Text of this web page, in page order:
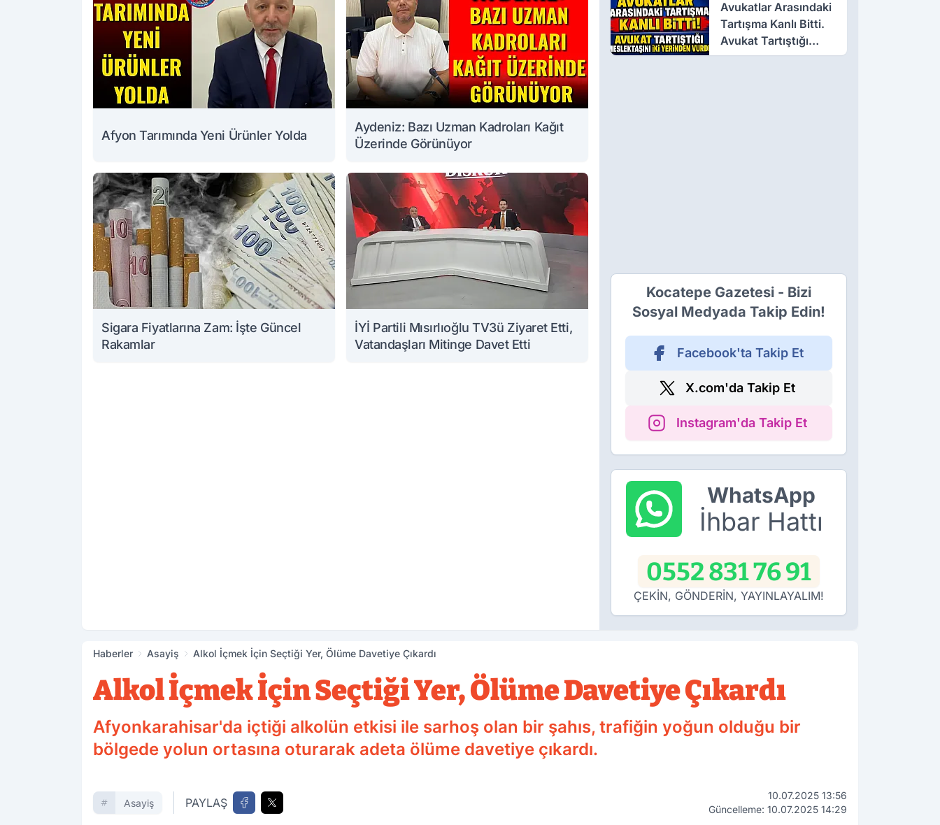
Afyon Tarımında Yeni Ürünler Yolda
Aydeniz: Bazı Uzman Kadroları Kağıt
Üzerinde Görünüyor
Sigara Fiyatlarına Zam: İşte Güncel
Rakamlar
İYİ Partili Mısırlıoğlu TV3ü Ziyaret Etti,
Vatandaşları Mitinge Davet Etti
Avukatlar Arasındaki
Tartışma Kanlı Bitti.
Avukat Tartıştığı
Meslektaşını İki
Kocatepe Gazetesi - Bizi
Sosyal Medyada Takip Edin!
Facebook'ta Takip Et
X.com'da Takip Et
Instagram'da Takip Et
WhatsApp
İhbar Hattı
0552 831 76 91
ÇEKİN, GÖNDERİN, YAYINLAYALIM!
Haberler Asayiş Alkol İçmek İçin Seçtiği Yer, Ölüme Davetiye Çıkardı
Alkol İçmek İçin Seçtiği Yer, Ölüme Davetiye Çıkardı
Afyonkarahisar'da içtiği alkolün etkisi ile sarhoş olan bir şahıs, trafiğin yoğun olduğu bir
bölgede yolun ortasına oturarak adeta ölüme davetiye çıkardı.
Asayiş PAYLAŞ
10.07.2025 13:56
Güncelleme: 10.07.2025 14:29